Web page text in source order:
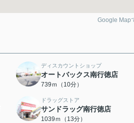
Google Map
ディスカウントショップ
オートバックス南行徳店
739ｍ（10分）
ドラッグストア
サンドラッグ南行徳店
1039ｍ（13分）